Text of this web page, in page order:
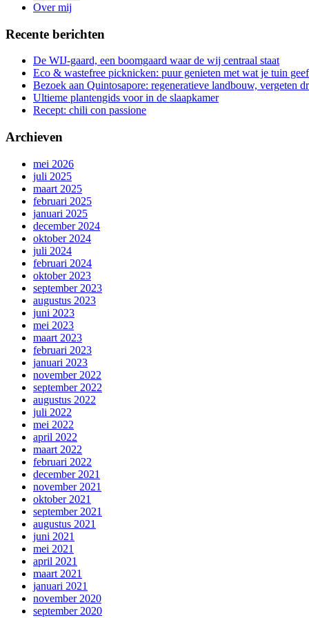
Over mij
Recente berichten
De WIJ-gaard, een boomgaard waar de wij centraal staat
Eco & wastefree picknicken: puur genieten met wat je tuin
Bezoek aan Quintosapore: regeneratieve landbouw, vergeten
Ultieme plantengids voor in de slaapkamer
Recept: chili con passione
Archieven
mei 2026
juli 2025
maart 2025
februari 2025
januari 2025
december 2024
oktober 2024
juli 2024
februari 2024
oktober 2023
september 2023
augustus 2023
juni 2023
mei 2023
maart 2023
februari 2023
januari 2023
november 2022
september 2022
augustus 2022
juli 2022
mei 2022
april 2022
maart 2022
februari 2022
december 2021
november 2021
oktober 2021
september 2021
augustus 2021
juni 2021
mei 2021
april 2021
maart 2021
januari 2021
november 2020
september 2020